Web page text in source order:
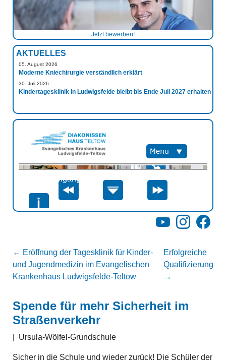
Jetzt bewerben!
AKTUELLES
05. August 2026
Moderne Kniechirurgie verständlich erklärt
30. Juli 2026
Kindertagesklinik in Ludwigsfelde bleibt bis Ende Juli 2027 erhalten
YouTubeInstagram
← Eröffnung der Tagesklinik für Kinder-
und Jugendmedizin im Evangelischen
Krankenhaus Ludwigsfelde-Teltow
Erfolgreiche
Qualifizierung
→
Spende für mehr Sicherheit im
Straßenverkehr
Ursula-Wölfel-Grundschule
Sicher in die Schule und wieder zurück! Die Schüler der